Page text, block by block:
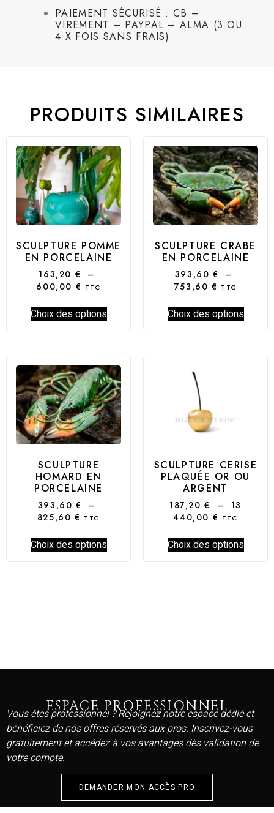
PAIEMENT SÉCURISÉ : CB –
VIREMENT – PAYPAL – ALMA (3 OU
4 X FOIS SANS FRAIS)
PRODUITS SIMILAIRES
SCULPTURE POMME
EN PORCELAINE
163,20 €
–
600,00 € TTC
Choix des options
SCULPTURE CRABE
EN PORCELAINE
393,60€
–
753,60€ TTC
Choix des options
SCULPTURE
HOMARD EN
PORCELAINE
393,60€
–
825,60€ TTC
Choix des options
SCULPTURE CERISE
PLAQUÉE OR OU
ARGENT
187,20€ –
13
440,00 € TTC
Choix des options
ESPACE PROFESSIONNEL
Vous êtes professionnel ? Rejoignez notre espace dédié et
bénéficiez de nos offres réservés aux pros. Inscrivez-vous
gratuitement et accédez à vos avantages dès validation de
votre compte.
DEMANDER MON ACCÈS PRO